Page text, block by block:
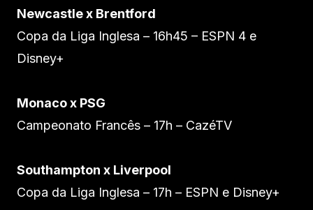
Newcastle x Brentford
Copa da Liga Inglesa – 16h45 – ESPN 4 e
Disney+
Monaco x PSG
Campeonato Francês – 17h – CazéTV
Southampton x Liverpool
Copa da Liga Inglesa – 17h – ESPN e Disney+